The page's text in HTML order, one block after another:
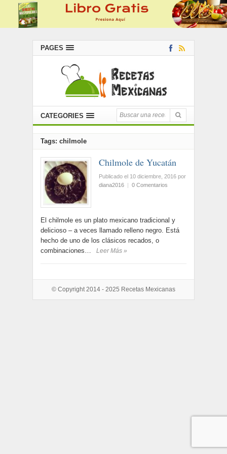
PAGES
CATEGORIES
Tags: chilmole
Chilmole de Yucatán
Publicado el 10 diciembre, 2016 por
diana2016 | 0 Comentarios
El chilmole es un plato mexicano tradicional y
delicioso – a veces llamado relleno negro. Está
hecho de uno de los clásicos recados, o
combinaciones…
Leer Más »
© Copyright 2014 - 2025 Recetas Mexicanas